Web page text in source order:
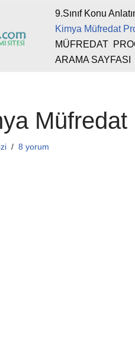
9.Sınıf Konu
Kimya Müfredat
MÜFREDAT
ARAMA SAYFASI
Müfredat
8 yorum